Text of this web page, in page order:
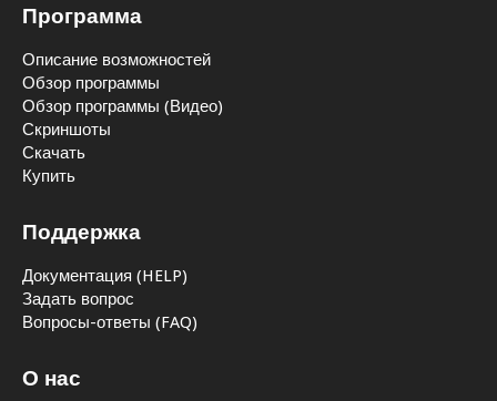
Программа
Описание возможностей
Обзор программы
Обзор программы (Видео)
Скриншоты
Скачать
Купить
Поддержка
Документация (HELP)
Задать вопрос
Вопросы-ответы (FAQ)
О нас